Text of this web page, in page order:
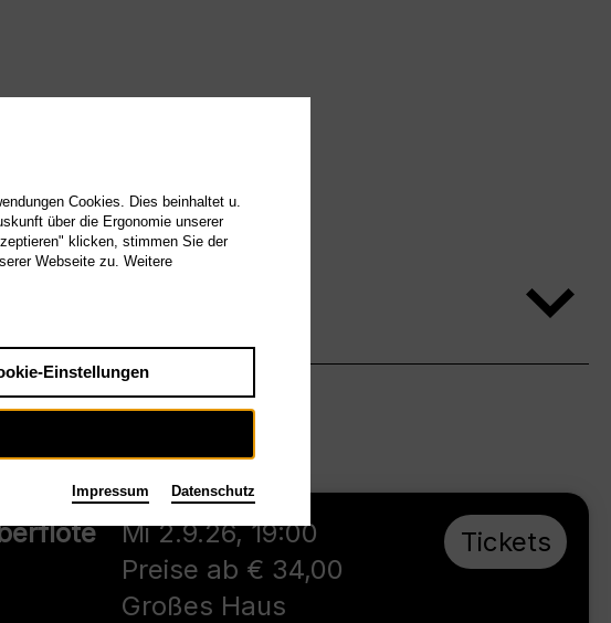
Mi 2.9.26,19:00
Preise ab € 34,00
Großes Haus
Tickets
Cookies. Dies beinhaltet u.
über die Ergonomie unserer
klicken, stimmen Sie der
Webseite zu. Weitere
Einstellungen
Impressum Datenschutz